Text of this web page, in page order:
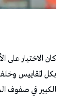
كان الاختيار على
بكل المقاييس
الكبير في صفوف